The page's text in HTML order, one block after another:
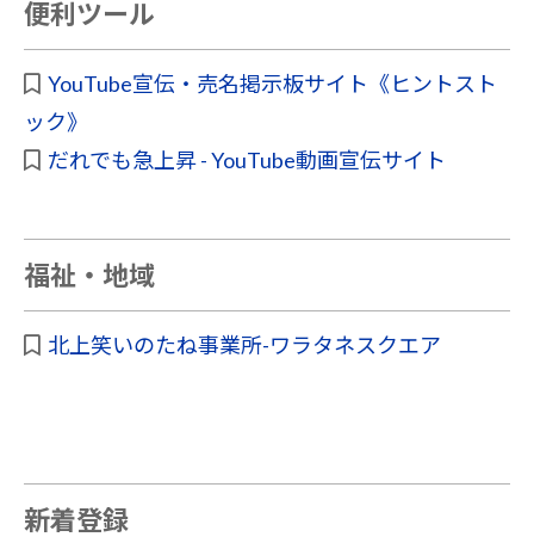
便利ツール
YouTube宣伝・売名掲示板サイト《ヒントスト
ック》
だれでも急上昇 - YouTube動画宣伝サイト
福祉・地域
北上笑いのたね事業所-ワラタネスクエア
新着登録